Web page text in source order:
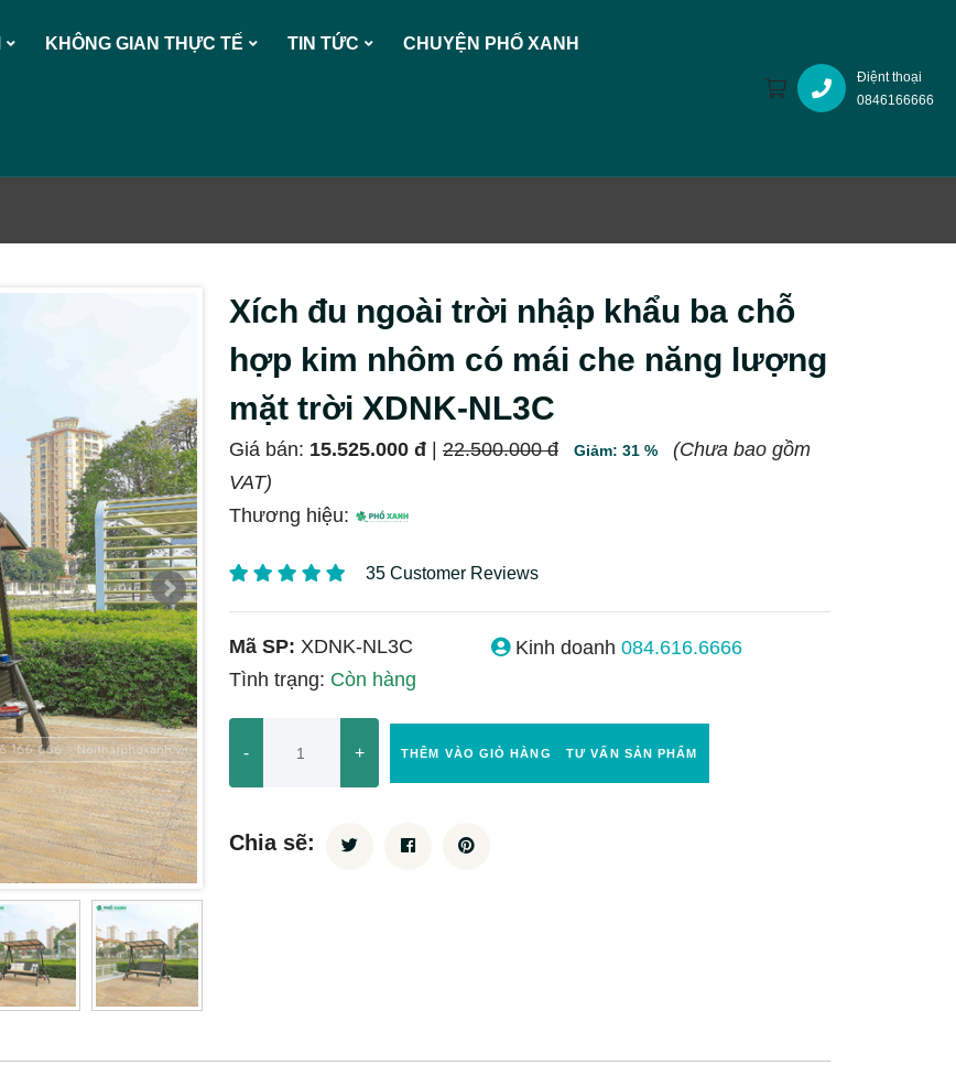
KHÔNG GIAN THỰC TẾ TIN TỨC CHUYỆN PHỐ XANH
Điệnt thoại
0846166666
Xích đu ngoài trời nhập khẩu ba chỗ
hợp kim nhôm có mái che năng lượng
mặt trời XDNK-NL3C
Giá bán: 15.525.000 đ 22.500.000 đ Giảm: 31 %
(Chưa bao gồm
VAT)
Thương hiệu:
35 Customer Reviews
Mã SP: XDNK-NL3C
Tình trạng: Còn hàng
Kinh doanh 084.616.6666
- + THÊM VÀO GIỎ HÀNG TƯ VẤN SẢN PHẨM
Chia sẽ: